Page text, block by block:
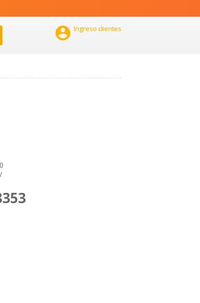
 Ingreso clientes